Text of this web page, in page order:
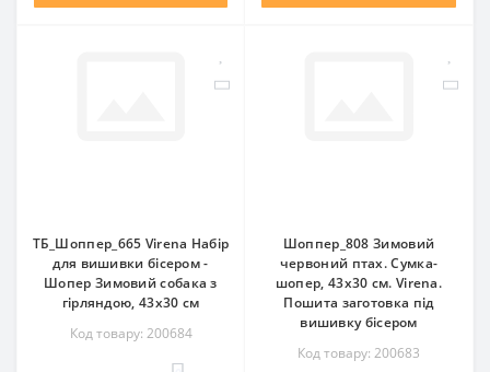
ТБ_Шоппер_665 Virena Набір
для вишивки бісером -
Шопер Зимовий собака з
гірляндою, 43x30 см
Код товару: 200684
Шоппер_808 Зимовий
червоний птах. Сумка-
шопер, 43х30 см. Virena.
Пошита заготовка під
вишивку бісером
Код товару: 200683